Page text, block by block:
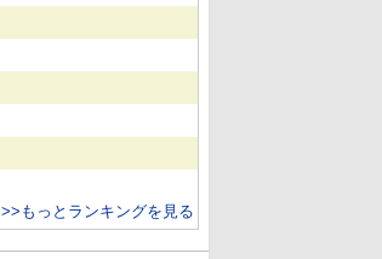
>>もっとランキングを見る